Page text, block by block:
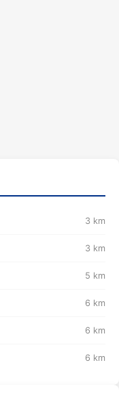
3 km
3 km
5 km
6 km
6 km
6 km